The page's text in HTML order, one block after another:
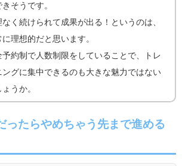
きそうです。
なく続けられて成果が出る！というのは、
に理想的だと思います。
予約制で人数制限をしていることで、トレ
ングに集中できるのも大きな魅力ではない
ょうか。
ったらやめちゃう先まで進める